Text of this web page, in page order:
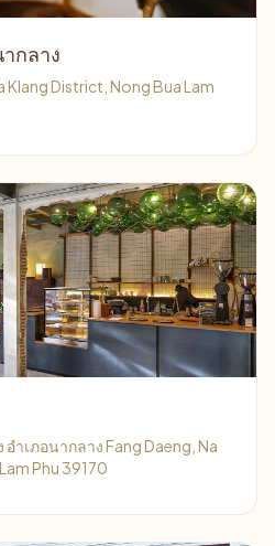
กลาง
Klang District, Nong Bua Lam
ำเภอนากลาง Fang Daeng, Na
Phu 39170